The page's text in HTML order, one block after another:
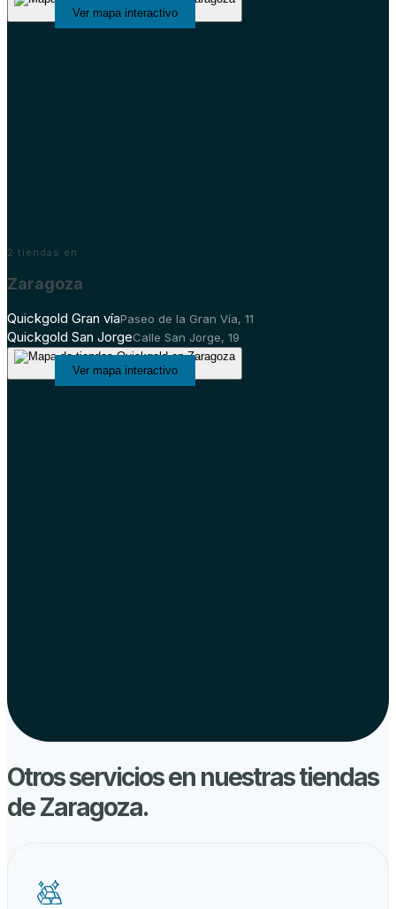
Ver mapa interactivo
2 tiendas en
Zaragoza
Quickgold Gran víaPaseo de la Gran Vía, 11
Quickgold San JorgeCalle San Jorge, 19
Ver mapa interactivo
Otros servicios en nuestras tiendas
deZaragoza.